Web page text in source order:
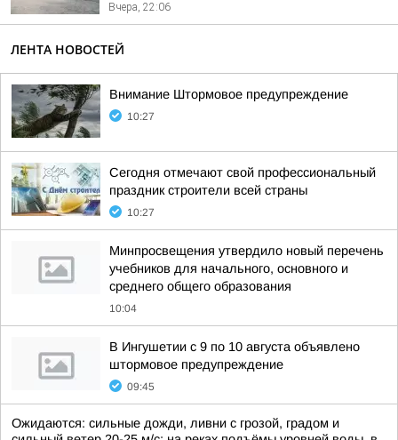
Вчера, 22:06
ЛЕНТА НОВОСТЕЙ
Внимание Штормовое предупреждение
10:27
Сегодня отмечают свой профессиональный
праздник строители всей страны
10:27
Минпросвещения утвердило новый перечень
учебников для начального, основного и
среднего общего образования
10:04
В Ингушетии с 9 по 10 августа объявлено
штормовое предупреждение
09:45
Ожидаются: сильные дожди, ливни с грозой, градом и